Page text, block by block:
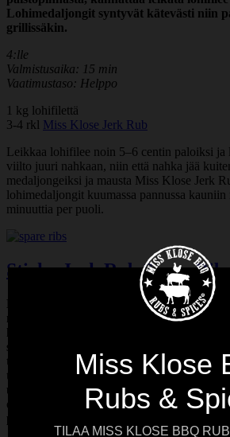
Lohimedaljongit syntyvät kätevästi niin
grillissäkin.
4:lle
Valmistusaika: 15 min
Vaatimustaso: Helppo
1 kg lohifilettä
3-4 rkl Miss Klose Jerk Rub
Leikkaa lohifilee noin 5–6 centin paloiksi ja
viilto juuri nahkaan, niin että nahka jää
medaljongeiksi ja mausta Miss Klose Jerk
lohimedaljongit kuumassa pannussa
minuuttia per puoli.
Sticky Jerk Rub Spare
Me olemme vuosien mittaan kehitetty
monta erilaista käyttöä lohesta
kasviksiin. Mutta kyllä fakta silti on että
se on kanan ja possun ribsien kanssa!
tuhdimpi possun spare ribsit ovat
tymäkälle Jerk Rubille. Valmistus
uunissa kuin savustimessakin, riippuen
omistautumisen tasosta. Kokeile
papujen seurana.